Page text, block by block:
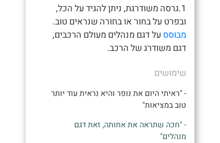
1.גרסה משודרגת, ניתן להגיד על הכל,
ובפרט על בחור או בחורה שנראים טוב.
מבוסס על דגם מנהלים מעולם הרכבים,
דגם משודרג של הרכב.
שימושים
- "ראיתי היום את נופר והיא נראית עוד יותר
טוב במציאות"
- "חכה שתראה את אחותה, זאת דגם
מנהלים"